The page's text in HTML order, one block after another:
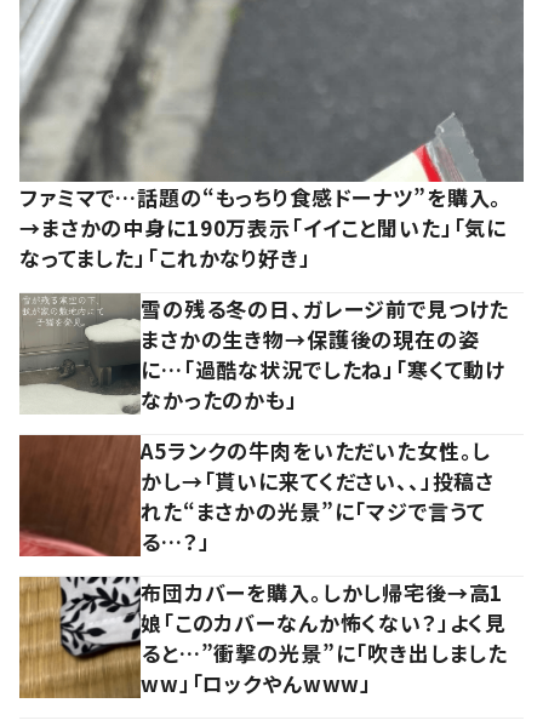
ファミマで…話題の“もっちり食感ドーナツ”を購入。
→まさかの中身に190万表示「イイこと聞いた」「気に
なってました」「これかなり好き」
雪の残る冬の日、ガレージ前で見つけた
まさかの生き物→保護後の現在の姿
に…「過酷な状況でしたね」「寒くて動け
なかったのかも」
A5ランクの牛肉をいただいた女性。し
かし→「貰いに来てください、、」投稿さ
れた“まさかの光景”に「マジで言うて
る…？」
布団カバーを購入。しかし帰宅後→高1
娘「このカバーなんか怖くない？」よく見
ると…”衝撃の光景”に「吹き出しました
ww」「ロックやんwww」